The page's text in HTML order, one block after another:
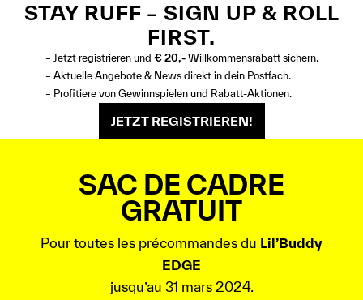
STAY RUFF – SIGN UP & ROLL
FIRST.
– Jetzt registrieren und € 20,-Willkommensrabatt sichern.
– Aktuelle Angebote & News direkt in dein Postfach.
– Profitiere von Gewinnspielen und Rabatt-Aktionen.
JETZT REGISTRIEREN!
SAC DE CADRE
GRATUIT
Pour toutes les précommandes du Lil’Buddy
EDGE
jusqu’au 31 mars 2024.